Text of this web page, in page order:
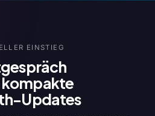
EINSTIEG
Updates